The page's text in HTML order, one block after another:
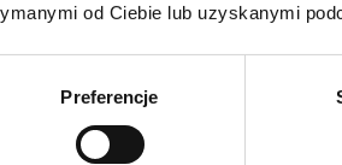
od Ciebie lub uzyskanymi
Preferencje